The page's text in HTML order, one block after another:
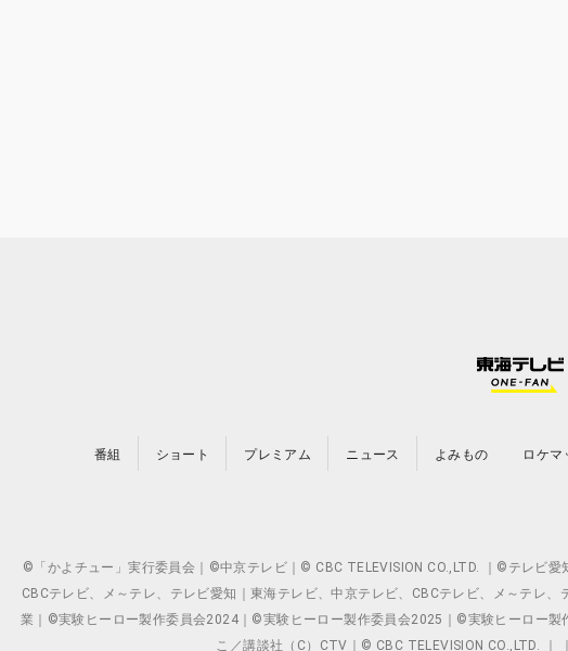
番組 ショート プレミアム ニュース よみもの ロケマ
©「かよチュー」実行委員会｜©中京テレビ｜© CBC TELEVISION CO.,LTD. ｜©テレビ
CBCテレビ、メ～テレ、テレビ愛知｜東海テレビ、中京テレビ、CBCテレビ、メ～テ
業｜©実験ヒーロー製作委員会2024｜©実験ヒーロー製作委員会2025｜©実験ヒーロー製
こ／講談社（C）CTV｜© CBC TELEVISION CO.,LTD.